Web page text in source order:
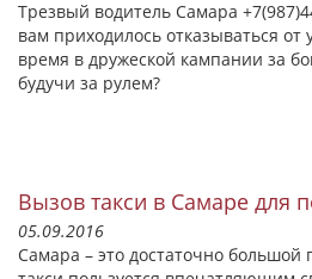
Трезвый водитель Самара
вам приходилось отказываться от
время в дружеской кампании за
будучи за рулем?
Вызов такси в Самаре для
05.09.2016
Самара – это достаточно большой